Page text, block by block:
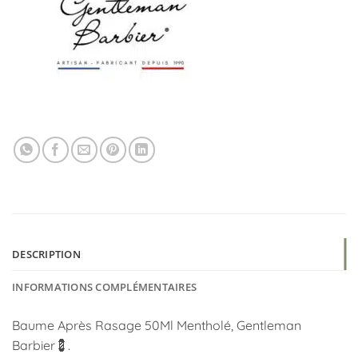
DESCRIPTION
INFORMATIONS COMPLÉMENTAIRES
Baume Après Rasage 50Ml Mentholé, Gentleman
Barbier💈.